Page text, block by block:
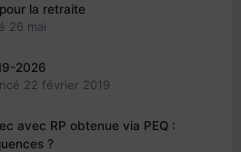
la retraite
26 mai
2026
22 février 2019
avec RP obtenue via PEQ :
?